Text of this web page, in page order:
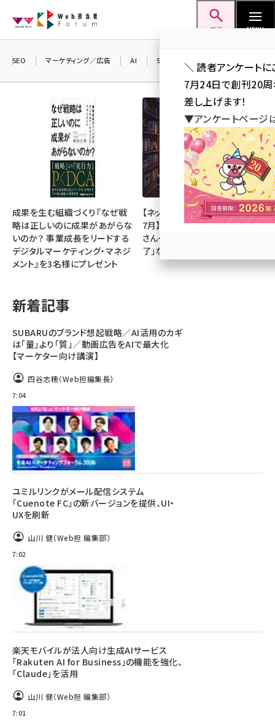
ン
検索 MENU
seo (3523)
ai (2804)
youtube (2429)
note (2312)
セミナー (2303)
z世代 (1622)
llmo (1161)
SEO マーケティング／広告 AI SNS
成果を生む組織づくり『なぜ戦
略は正しいのに成果があがらな
いのか？ 事業成長をリードする
デジタルマーケティング・マネジ
メント』を3名様にプレゼント
【ネットミーム振り返り・2026年
7月】「映画ちいかわ」「佐藤二朗
さん・橋本愛さん」「POPOPO終
了」など
新着記事
SUBARUのブランド想起戦略／AI活用のカギ
は「量」より「質」／動画広告をAIで最大化
【マーケター向け講演】
四谷志穂（Web担編集長）
7:04
ユミルリンクがメール配信システム
「Cuenote FC」の新バージョンを提供、UI・
UXを刷新
山川 健（Web担 編集部）
7:02
楽天モバイルが法人向け生成AIサービス
「Rakuten AI for Business」の機能を強化、
「Claude」を活用
山川 健（Web担 編集部）
7:01
＼ 読者アンケート
7月24日で創刊20周
差し上げます！
▼アンケートページ